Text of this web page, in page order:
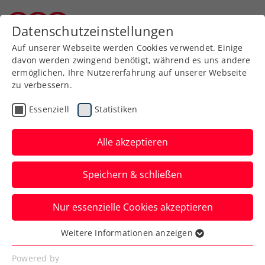
Region auswählen
KTV
STTV TTV
Suchen
Datenschutzeinstellungen
Auf unserer Webseite werden Cookies verwendet. Einige
davon werden zwingend benötigt, während es uns andere
ermöglichen, Ihre Nutzererfahrung auf unserer Webseite
zu verbessern.
Essenziell Statistiken
Alle akzeptieren
Speichern & schließen
Nur essenzielle Cookies akzeptieren
Essenziell
Essenzielle Cookies werden für grundlegende
Weitere Informationen anzeigen
Powered by